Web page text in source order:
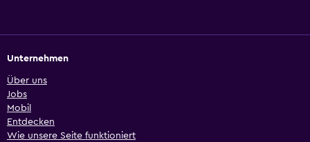
Unternehmen
Über uns
Jobs
Mobil
Entdecken
Wie unsere Seite funktioniert